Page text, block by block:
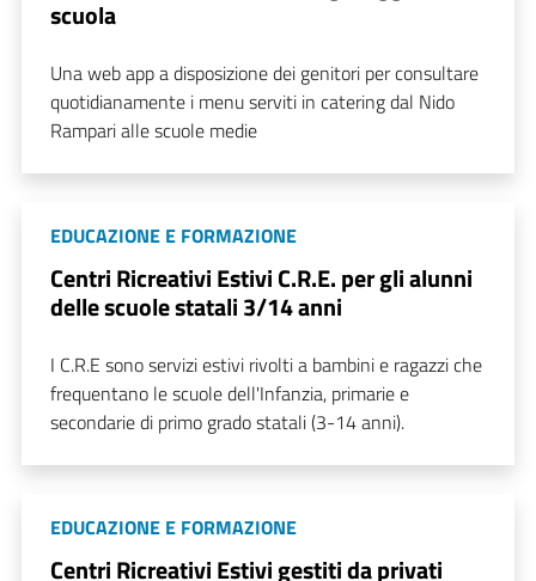
scuola
Una web app a disposizione dei genitori per consultare
quotidianamente i menu serviti in catering dal Nido
Rampari alle scuole medie
EDUCAZIONE E FORMAZIONE
Centri Ricreativi Estivi C.R.E. per gli alunni
delle scuole statali 3/14 anni
I C.R.E sono servizi estivi rivolti a bambini e ragazzi che
frequentano le scuole dell'Infanzia, primarie e
secondarie di primo grado statali (3-14 anni).
EDUCAZIONE E FORMAZIONE
Centri Ricreativi Estivi gestiti da privati